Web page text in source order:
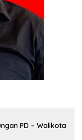
PD – Walikota